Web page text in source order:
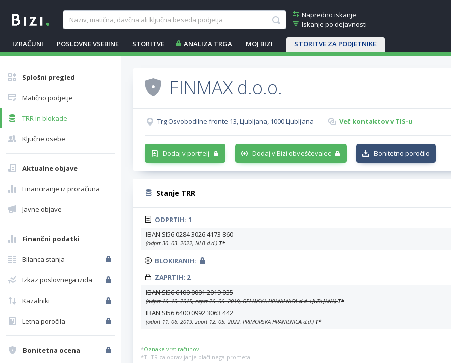
Napredno iskanje
Iskanje po dejavnosti
IZRAČUNI POSLOVNE VSEBINE STORITVE ANALIZA TRGA MOJ BIZI STORITVE ZA PODJETNIKE
Splošni pregled
Matično podjetje
TRR in blokade
Ključne osebe
Aktualne objave
Financiranje iz proračuna
Javne objave
Finančni podatki
Bilanca stanja
Izkaz poslovnega izida
Kazalniki
Letna poročila
Bonitetna ocena
FINMAX d.o.o.
Trg Osvobodilne fronte 13, Ljubljana, 1000 Ljubljana Več kontaktov v TIS-u
Dodaj v portfelj Dodaj v Bizi obveščevalec Bonitetno poročilo
Stanje TRR
ODPRTIH: 1
IBAN SI56 0284 3026 4173 860
(odprt 30. 03. 2022, NLB d.d.) T*
BLOKIRANIH:
ZAPRTIH: 2
IBAN SI56 6100 0001 2019 035
(odprt 16. 10. 2015, zaprt 26. 06. 2019, DELAVSKA HRANILNICA d.d. LJUBLJANA)T*
IBAN SI56 6400 0992 3063 442
(odprt 11. 06. 2019, zaprt 12. 05. 2022, PRIMORSKA HRANILNICA d.d.)T*
*Oznake vrst računov:
*T: TR za opravljanje plačilnega prometa